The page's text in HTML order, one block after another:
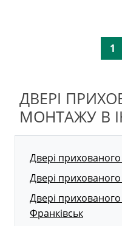
1
ДВЕРІ
МОНТАЖУ В
Двері
Двері
Двері
Франківськ